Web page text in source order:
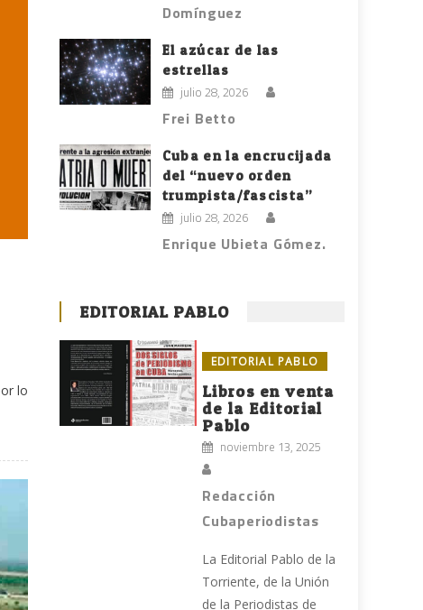
lo
Domínguez
El azúcar de las
estrellas
julio 28, 2026
Frei Betto
Cuba en la encrucijada
del “nuevo orden
trumpista/fascista”
julio 28, 2026
Enrique Ubieta Gómez.
EDITORIAL PABLO
EDITORIAL PABLO
Libros en venta
de la Editorial
Pablo
noviembre 13, 2025
Redacción
Cubaperiodistas
La Editorial Pablo de la
Torriente, de la Unión
de la Periodistas de